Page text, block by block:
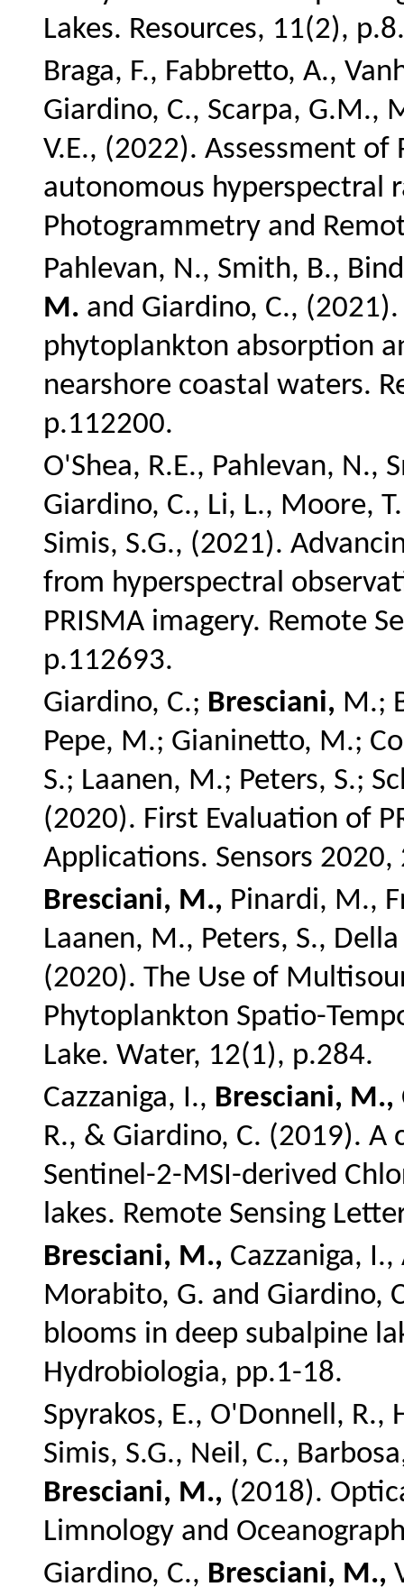
Lakes. Resources, 11(2), p.8.
Braga, F., Fabbretto, A.,
Giardino, C., Scarpa, G.M.,
V.E., (2022). Assessment of
autonomous hyperspectral
Photogrammetry and
Pahlevan, N., Smith, B.,
M. and Giardino, C.,
phytoplankton absorption
nearshore coastal waters.
p.112200.
O'Shea, R.E., Pahlevan, N.,
Giardino, C., Li, L., Moore,
Simis, S.G., (2021).
from hyperspectral
PRISMA imagery. Remote
p.112693.
Giardino, C.; Bresciani, M.;
Pepe, M.; Gianinetto, M.;
S.; Laanen, M.; Peters, S.;
(2020). First Evaluation of
Applications. Sensors 2020,
Bresciani, M., Pinardi, M.,
Laanen, M., Peters, S.,
(2020). The Use of
Phytoplankton Spatio-
Lake. Water, 12(1), p.284.
Cazzaniga, I., Bresciani, M.,
R., & Giardino, C. (2019). A
Sentinel-2-MSI-derived
lakes. Remote Sensing
Bresciani, M., Cazzaniga,
Morabito, G. and Giardino,
blooms in deep subalpine
Hydrobiologia, pp.1-18.
Spyrakos, E., O'Donnell, R.,
Simis, S.G., Neil, C.,
Bresciani, M., (2018).
Limnology and
Giardino, C., Bresciani, M.,